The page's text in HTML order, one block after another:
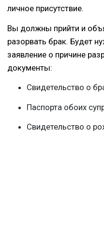
личное присутствие.
Вы должны прийти и
разорвать брак. Будет
заявление о причине
документы:
Свидетельство о
Паспорта обоих
Свидетельство о